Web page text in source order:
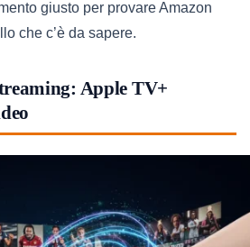
giusto per provare Amazon
che c’è da sapere.
Apple TV+